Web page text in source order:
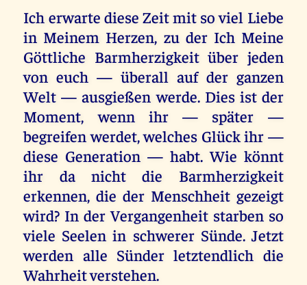
Ich erwarte diese Zeit mit so viel Liebe
in Meinem Herzen, zu der Ich Meine
Göttliche Barmherzigkeit über jeden
von euch — überall auf der ganzen
Welt — ausgießen werde. Dies ist der
Moment, wenn ihr — später —
begreifen werdet, welches Glück ihr —
diese Generation — habt. Wie könnt
ihr da nicht die Barmherzigkeit
erkennen, die der Menschheit gezeigt
wird? In der Vergangenheit starben so
viele Seelen in schwerer Sünde. Jetzt
werden alle Sünder letztendlich die
Wahrheit verstehen.